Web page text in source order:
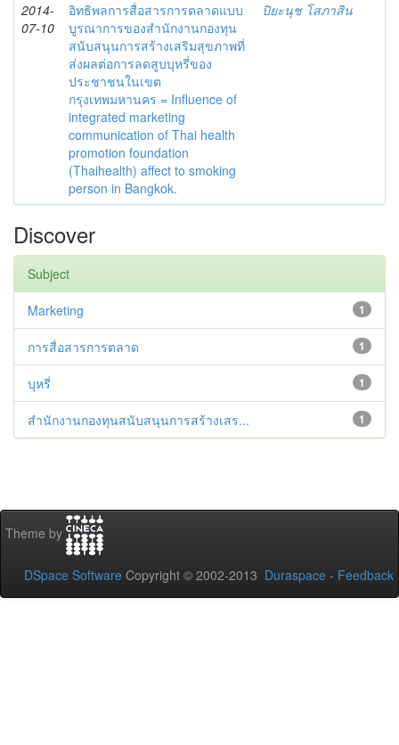
2014-
07-10
อิทธิพลการสื่อสารการตลาดแบบ
บูรณาการของสำนักงานกองทุน
สนับสนุนการสร้างเสริมสุขภาพที่
ส่งผลต่อการลดสูบบุหรี่ของ
ประชาชนในเขต
กรุงเทพมหานคร = Influence of
integrated marketing
communication of Thai health
promotion foundation
(Thaihealth) affect to smoking
person in Bangkok.
ปิยะนุช โสภาสิน
Discover
Subject
1
Marketing
1
การสื่อสารการตลาด
1
บุหรี่
1
สำนักงานกองทุนสนับสนุนการสร้างเสร...
Theme by
DSpace Software Copyright © 2002-2013 Duraspace - Feedback